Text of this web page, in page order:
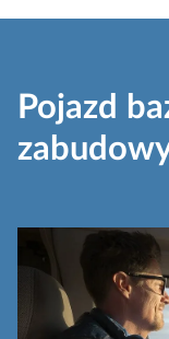
Pojazd